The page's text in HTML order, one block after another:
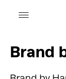
Brand